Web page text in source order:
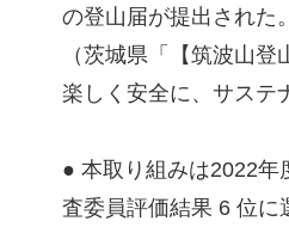
の登山届が提出された。
（茨城県「【筑波山
楽しく安全に、サステ
● 本取り組みは2022年
査委員評価結果 6 位に